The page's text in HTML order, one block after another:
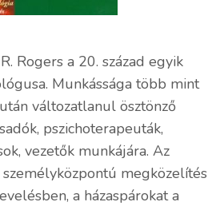
Rogers a 20. század egyik
Munkássága több mint
változatlanul ösztönző
pszichoterapeuták,
vezetők munkájára. Az
megközelítés
a házaspárokat a